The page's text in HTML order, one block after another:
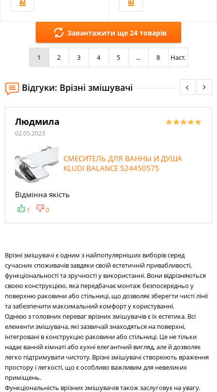
Завантажити ще 24 товарів
1 2 3 4 5 ... 8 Наст.
Відгуки: Врізні змішувачі
Людмила
02.05.2023
СМЕСИТЕЛЬ ДЛЯ ВАННЫ И ДУША
KLUDI BALANCE 524450575
Відмінна якість
1 0
Врізні змішувачі є одним з найпопулярніших виборів серед
сучасних споживачів завдяки своїй естетичній привабливості,
функціональності та зручності у використанні. Вони відрізняються
своєю конструкцією, яка передбачає монтаж безпосередньо у
поверхню раковини або стільниці, що дозволяє зберегти чисті лінії
та забезпечити максимальний комфорт у користуванні.
Однією з головних переваг врізних змішувачів є їх естетика. Всі
елементи змішувача, які зазвичай знаходяться на поверхні,
інтегровані в конструкцію раковини або стільниці. Це не тільки
надає ванній кімнаті або кухні елегантний вигляд, але й дозволяє
легко підтримувати чистоту. Врізні змішувачі створюють враження
простору і легкості, що є особливо важливим для невеликих
приміщень.
Функціональність врізних змішувачів також заслуговує на увагу.